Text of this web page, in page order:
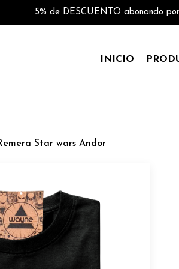
5% de DESCUENTO abonando
INICIO
Star wars Andor